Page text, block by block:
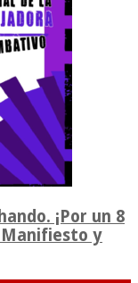
¡Por un 8
Manifiesto y